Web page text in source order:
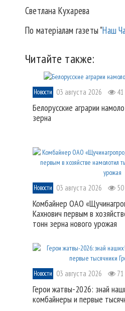
Светлана Кухарева
По матеріалам газеты "Наш
Читайте также:
Новости 03 августа 2026 41
Белорусские аграрии
зерна
Новости 03 августа 2026 50
Комбайнер ОАО
Кахнович первым в
тонн зерна нового урожая
Новости 03 августа 2026 71
Герои жатвы-2026: знай
комбайнеры и первые